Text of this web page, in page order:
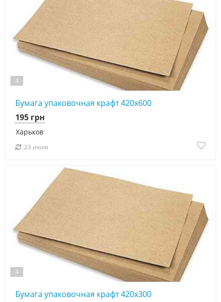
4
Бумага упаковочная крафт 420х600
Харьков
195 грн
23 июля
4
Бумага упаковочная крафт 420х300